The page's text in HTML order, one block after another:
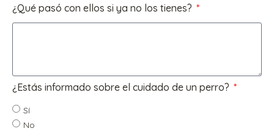
¿Qué pasó con ellos si ya no los tienes?
¿Estás informado sobre el cuidado de un perro?
Sí
No